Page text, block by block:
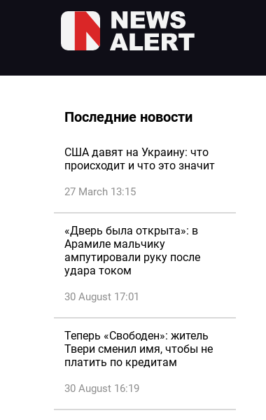
Последние новости
США давят на Украину: что
происходит и что это значит
27 March 13:15
«Дверь была открыта»: в
Арамиле мальчику
ампутировали руку после
удара током
30 August 17:01
Теперь «Свободен»: житель
Твери сменил имя, чтобы не
платить по кредитам
30 August 16:19